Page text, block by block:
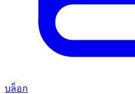
บล็อก